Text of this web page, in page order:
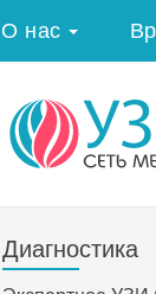
О нас
Диагностика